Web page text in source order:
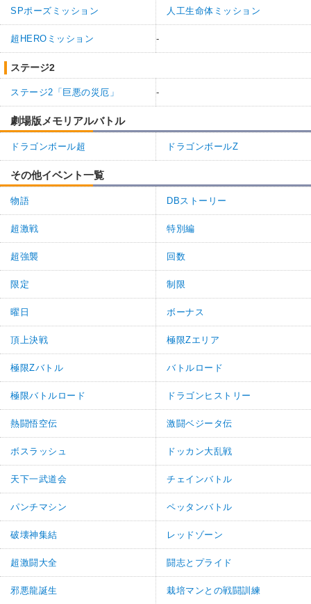
SPポーズミッション 人工生命体ミッション
超HEROミッション -
ステージ2
ステージ2「巨悪の災厄」 -
劇場版メモリアルバトル
ドラゴンボール超 ドラゴンボールZ
その他イベント一覧
物語 DBストーリー
超激戦 特別編
超強襲 回数
限定 制限
曜日 ボーナス
頂上決戦 極限Zエリア
極限Zバトル バトルロード
極限バトルロード ドラゴンヒストリー
熱闘悟空伝 激闘ベジータ伝
ボスラッシュ ドッカン大乱戦
天下一武道会 チェインバトル
パンチマシン ペッタンバトル
破壊神集結 レッドゾーン
超激闘大全 闘志とプライド
邪悪龍誕生 栽培マンとの戦闘訓練